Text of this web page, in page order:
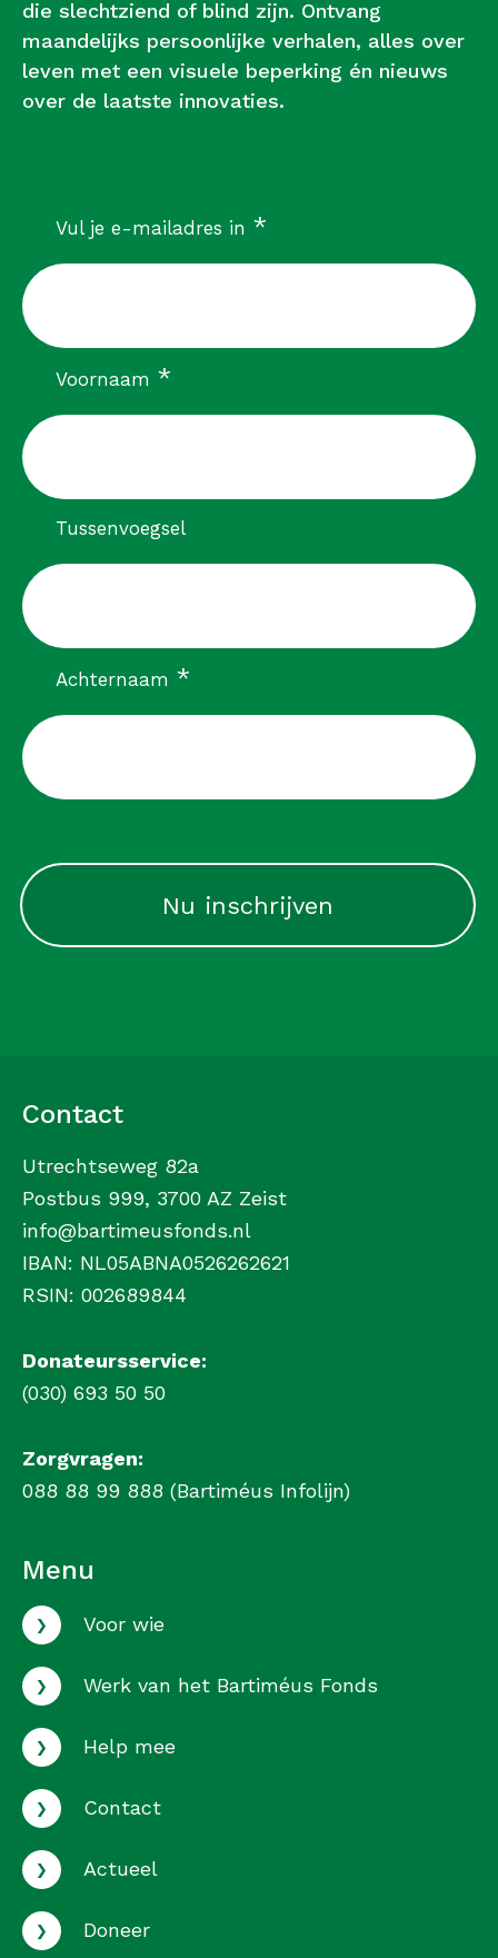
die slechtziend of blind zijn. Ontvang
maandelijks persoonlijke verhalen, alles over
leven met een visuele beperking én nieuws
over de laatste innovaties.
Vul je e-mailadres in *verplicht
Voornaam *verplicht
Tussenvoegsel
Achternaam *verplicht
Contact
Utrechtseweg 82a
Postbus 999, 3700 AZ Zeist
info@bartimeusfonds.nl
IBAN: NL05ABNA0526262621
RSIN: 002689844
Donateursservice:
(030) 693 50 50
Zorgvragen:
088 88 99 888 (Bartiméus Infolijn)
Menu
› Voor wie
› Werk van het Bartiméus Fonds
› Help mee
› Contact
› Actueel
› Doneer